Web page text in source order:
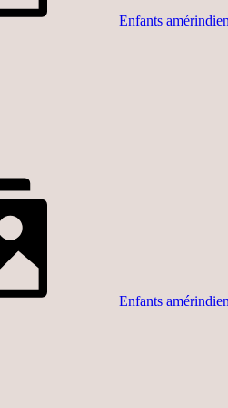
Enfants
Enfants